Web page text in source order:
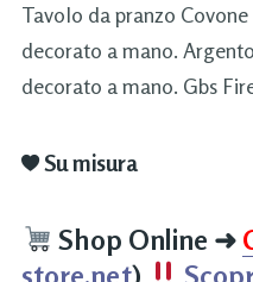
Tavolo da pranzo
decorato a mano.
decorato a mano. Gbs
Su misura
Shop Online ➜
store.net)